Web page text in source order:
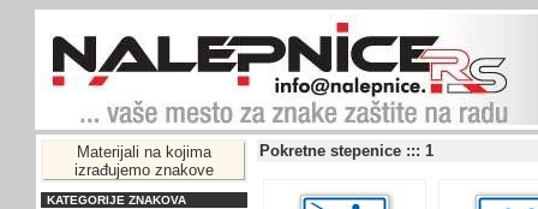
Materijali na kojima
izrađujemo znakove
KATEGORIJE ZNAKOVA
Pokretne stepenice ::: 1